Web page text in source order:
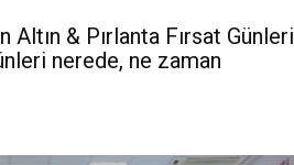
& Pırlanta Fırsat Günleri
nerede, ne zaman